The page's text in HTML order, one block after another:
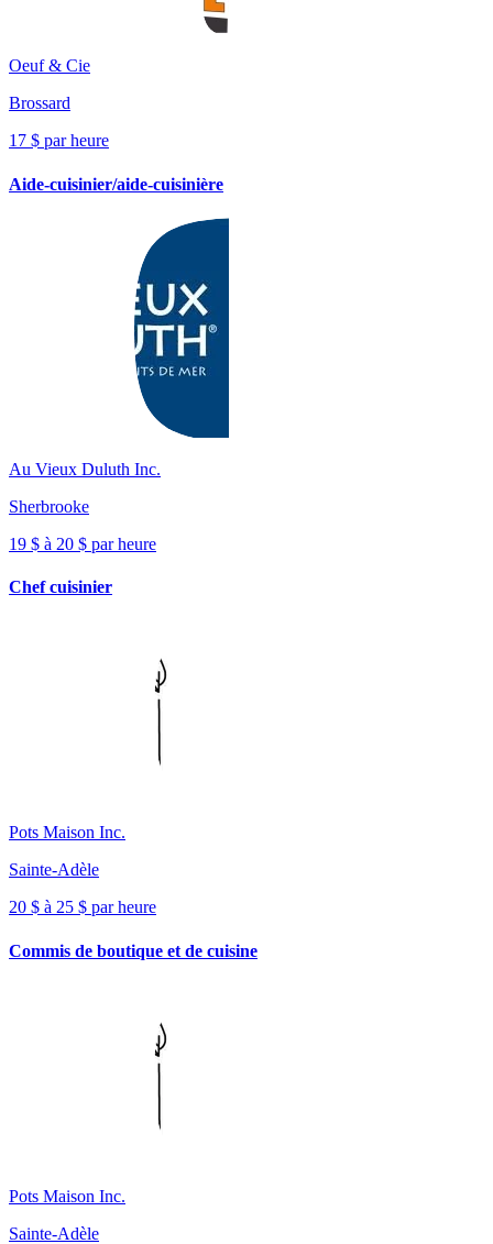
Oeuf & Cie
Brossard
17 $ par heure
Aide-cuisinier/aide-cuisinière
Au Vieux Duluth Inc.
Sherbrooke
19 $ à 20 $ par heure
Chef cuisinier
Pots Maison Inc.
Sainte-Adèle
20 $ à 25 $ par heure
Commis de boutique et de cuisine
Pots Maison Inc.
Sainte-Adèle